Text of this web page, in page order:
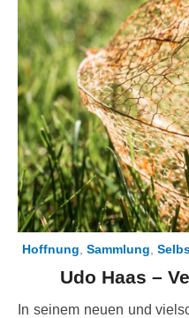
Hoffnung Sammlung
Udo Haas –
In seinem neuen und